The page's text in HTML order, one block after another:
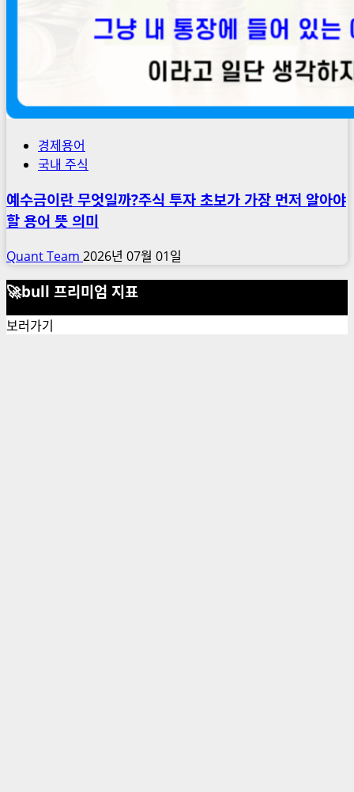
경제용어
국내 주식
예수금이란 무엇일까?주식 투자 초보가 가장 먼저 알아야
할 용어 뜻 의미
Quant Team 2026년 07월 01일
🚀bull 프리미엄 지표
보러가기